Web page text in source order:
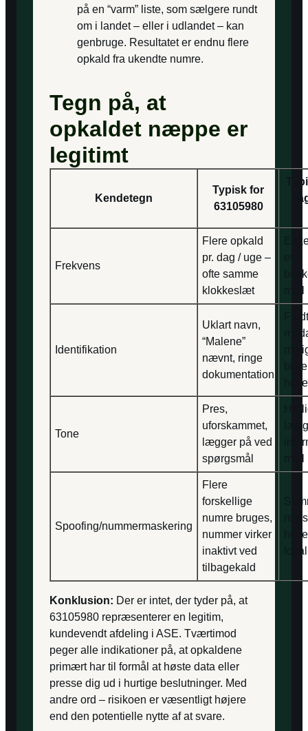
på en “varm” liste, som sælgere rundt
om i landet – eller i udlandet – kan
genbruge. Resultatet er endnu flere
opkald fra ukendte numre.
Tegn på, at
opkaldet næppe er
legitimt
Kendetegn
Typisk for
63105980
Frekvens
Flere opkald
pr. dag / uge –
ofte samme
klokkeslæt
Identifikation
Uklart navn,
“Malene”
nævnt, ringe
dokumentation
Tone
Pres,
uforskammet,
lægger på ved
spørgsmål
Spoofing/nummermaskering
Flere
forskellige
numre bruges,
nummer virker
inaktivt ved
tilbagekald
Konklusion: Der er intet, der tyder på, at
63105980 repræsenterer en legitim,
kundevendt afdeling i ASE. Tværtimod
peger alle indikationer på, at opkaldene
primært har til formål at høste data eller
presse dig ud i hurtige beslutninger. Med
andre ord – risikoen er væsentligt højere
end den potentielle nytte af at svare.